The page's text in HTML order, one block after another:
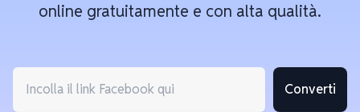
online gratuitamente e con alta qualità.
Converti